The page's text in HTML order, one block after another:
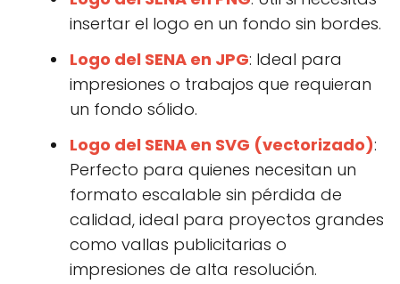
insertar el logo en un fondo sin bordes.
Logo del SENA en JPG: Ideal para
impresiones o trabajos que requieran
un fondo sólido.
Logo del SENA en SVG (vectorizado):
Perfecto para quienes necesitan un
formato escalable sin pérdida de
calidad, ideal para proyectos grandes
como vallas publicitarias o
impresiones de alta resolución.